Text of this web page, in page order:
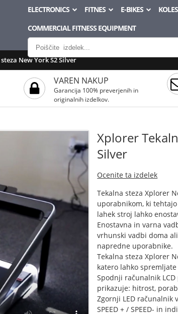
ELECTRONICS FITNES E-BIKES
COMMERCIAL FITNESS EQUIPMENT
New York S2 Silver
VAREN NAKUP
Garancija 100% preverjenih in
originalnih izdelkov.
Xplorer
Silver
Ocenite ta izdelek
Tekalna steza Xplorer
uporabnikom, ki
lahek stroj lahko
Enostavna in varna
vrhunski vadbi doma
napredne uporabnike.
Tekalna steza Xplorer
katero lahko
Spodnji računalnik
prikazuje: hitrost,
Zgornji LED računalnik
SPEED + / SPEED- in